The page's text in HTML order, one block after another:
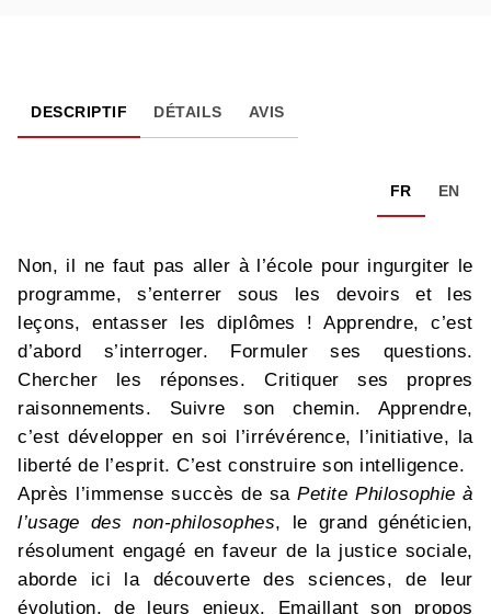
DESCRIPTIF DÉTAILS AVIS
FR EN
Non, il ne faut pas aller à l’école pour ingurgiter le
programme, s’enterrer sous les devoirs et les
leçons, entasser les diplômes ! Apprendre, c’est
d’abord s’interroger. Formuler ses questions.
Chercher les réponses. Critiquer ses propres
raisonnements. Suivre son chemin. Apprendre,
c’est développer en soi l’irrévérence, l’initiative, la
liberté de l’esprit. C’est construire son intelligence.
Après l’immense succès de saPetite Philosophie à
l’usage des non-philosophes, le grand généticien,
résolument engagé en faveur de la justice sociale,
aborde ici la découverte des sciences, de leur
évolution, de leurs enjeux. Emaillant son propos